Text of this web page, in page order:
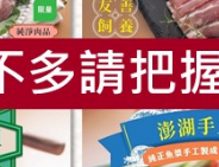
減硝酸鹽 雞蛋